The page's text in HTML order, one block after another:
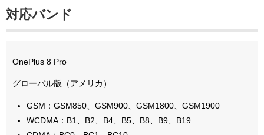
対応バンド
OnePlus 8 Pro
グローバル版（アメリカ）
GSM：GSM850、GSM900、GSM1800、GSM1900
WCDMA：B1、B2、B4、B5、B8、B9、B19